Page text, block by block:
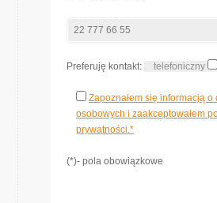
Preferuję kontakt: telefoniczny
Zapoznałem się informacją
osobowych i zaakceptowałem
prywatności.*
(*)- pola obowiązkowe